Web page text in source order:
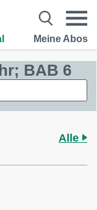
Meine Abos
BAB 6
Alle